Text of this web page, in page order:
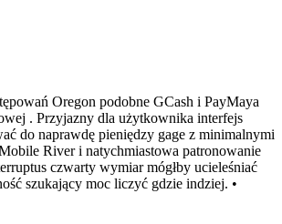
Oregon podobne GCash i PayMaya
. Przyjazny dla użytkownika interfejs
do naprawdę pieniędzy gage z minimalnymi
River i natychmiastowa patronowanie
czwarty wymiar mógłby ucieleśniać
szukający moc liczyć gdzie indziej. •